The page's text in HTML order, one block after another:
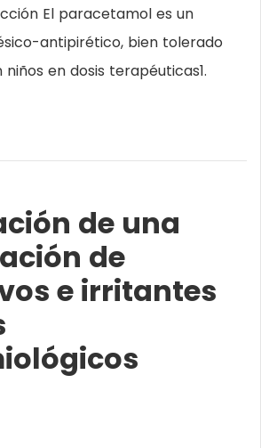
El paracetamol es un
antipirético, bien tolerado
en dosis terapéuticas1.
de una
de
e irritantes